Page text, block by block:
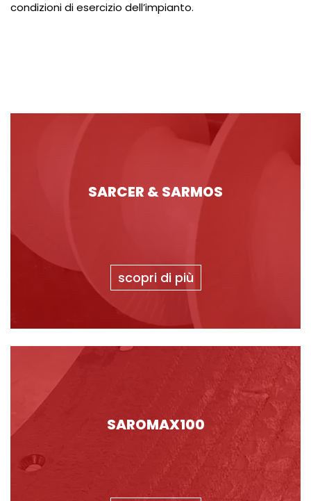
condizioni di esercizio dell’impianto.
SARCER & SARMOS
scopri di più
SAROMAX100